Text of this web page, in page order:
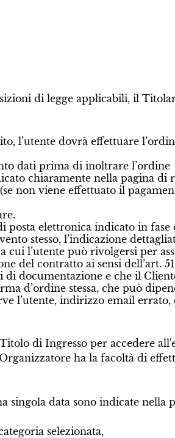
di legge applicabili, il
l’utente dovrà effettuare
dati prima di inoltrare l’ordine
chiaramente nella pagina
non viene effettuato il
elettronica indicato in
stesso, l’indicazione
l’utente può rivolgersi per
del contratto ai sensi dell’art.
documentazione e che il
d’ordine stessa, che può
l’utente, indirizzo email errato,
di Ingresso per accedere
ha la facoltà di
data sono indicate nella
selezionata,